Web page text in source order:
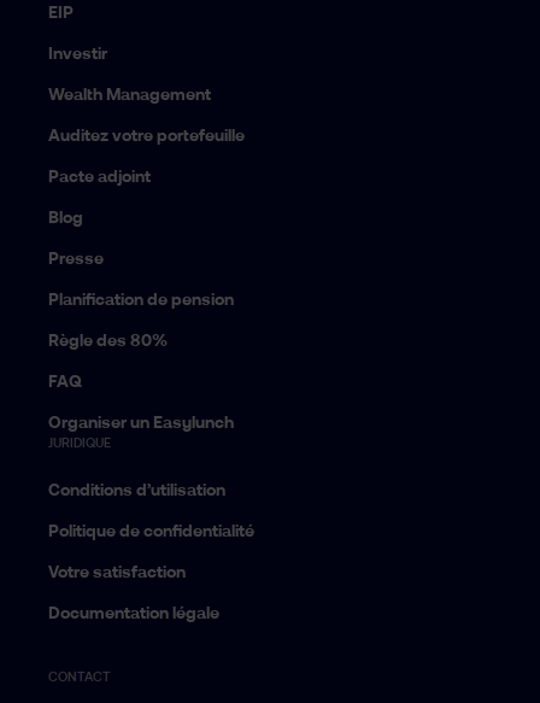
EIP
Investir
Wealth Management
Auditez votre portefeuille
Pacte adjoint
Blog
Presse
Planification de pension
Règle des 80%
FAQ
Organiser un Easylunch
JURIDIQUE
Conditions d’utilisation
Politique de confidentialité
Votre satisfaction
Documentation légale
CONTACT